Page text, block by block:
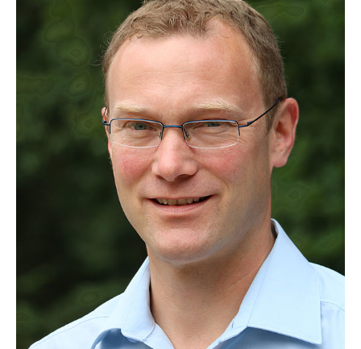
Prof. Dr. Jens Dauber
Hannah Lembke
PD Dr. Jan Thiele
Ehemalige MitarbeiterInnen